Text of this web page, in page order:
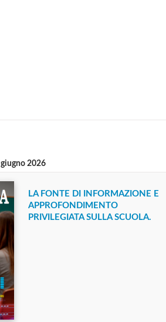
giugno 2026
LA FONTE DI INFORMAZIONE E
APPROFONDIMENTO
PRIVILEGIATA SULLA SCUOLA.